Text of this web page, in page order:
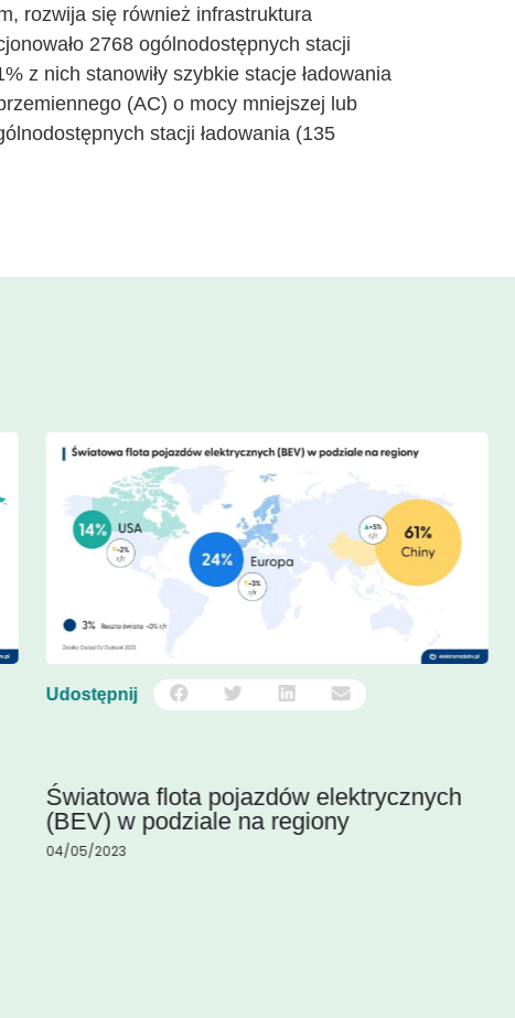
rozwija się również infrastruktura
2768 ogólnodostępnych stacji
z nich stanowiły szybkie stacje ładowania
(AC) o mocy mniejszej lub
stacji ładowania (135
Udostępnij
Światowa flota pojazdów elektrycznych
(BEV) w podziale na regiony
04/05/2023